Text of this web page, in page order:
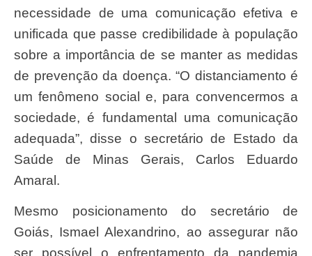
necessidade de uma comunicação efetiva e
unificada que passe credibilidade à população
sobre a importância de se manter as medidas
de prevenção da doença. “O distanciamento é
um fenômeno social e, para convencermos a
sociedade, é fundamental uma comunicação
adequada”, disse o secretário de Estado da
Saúde de Minas Gerais, Carlos Eduardo
Amaral.
Mesmo posicionamento do secretário de
Goiás, Ismael Alexandrino, ao assegurar não
ser possível o enfrentamento da pandemia